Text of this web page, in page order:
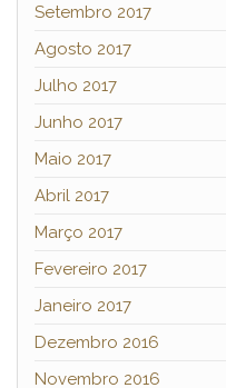
Setembro 2017
Agosto 2017
Julho 2017
Junho 2017
Maio 2017
Abril 2017
Março 2017
Fevereiro 2017
Janeiro 2017
Dezembro 2016
Novembro 2016